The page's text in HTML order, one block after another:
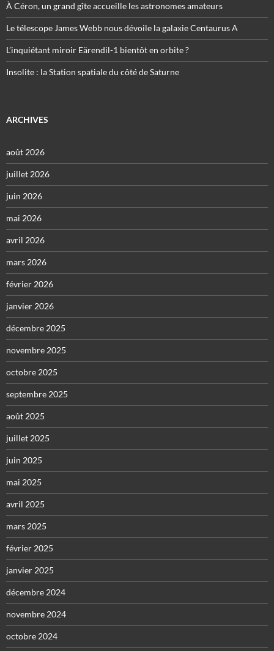
À Céron, un grand gîte accueille les astronomes amateurs
Le télescope James Webb nous dévoile la galaxie Centaurus A
L’inquiétant miroir Eärendil-1 bientôt en orbite ?
Insolite : la Station spatiale du côté de Saturne
ARCHIVES
août 2026
juillet 2026
juin 2026
mai 2026
avril 2026
mars 2026
février 2026
janvier 2026
décembre 2025
novembre 2025
octobre 2025
septembre 2025
août 2025
juillet 2025
juin 2025
mai 2025
avril 2025
mars 2025
février 2025
janvier 2025
décembre 2024
novembre 2024
octobre 2024